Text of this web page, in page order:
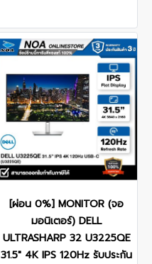
[ผ่อน 0%] MONITOR (จอ
มอนิเตอร์) DELL
ULTRASHARP 32 U3225QE
31.5" 4K IPS 120Hz รับประกัน